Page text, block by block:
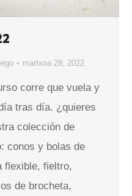
martxoa 28, 2022
corre que vuela y
tras día. ¿quieres
colección de
conos y bolas de
flexible, fieltro,
de brocheta,